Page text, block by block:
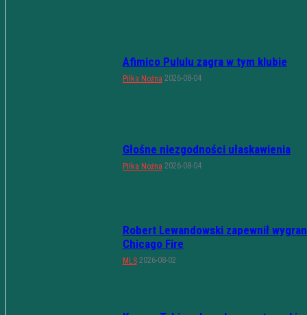
Afimico Pululu zagra w tym klubie
Piłka Nożna 2026-08-04
Głośne niezgodności ułaskawienia
Piłka Nożna 2026-08-04
Robert Lewandowski zapewnił
Chicago Fire
MLS 2026-08-02